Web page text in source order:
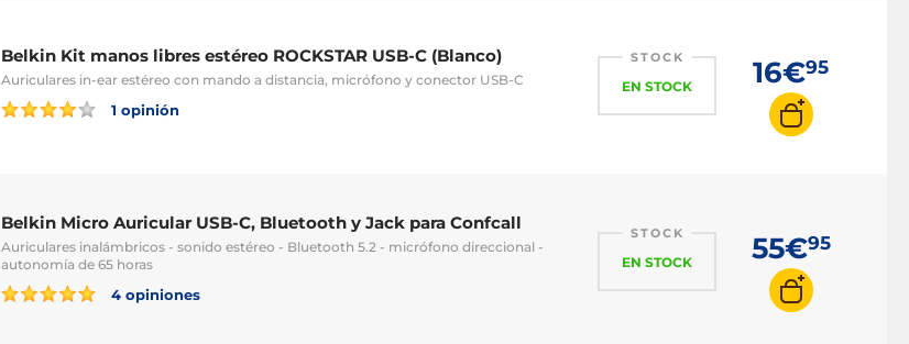
Belkin Kit manos libres estéreo ROCKSTAR USB-C (Blanco)
Auriculares in-ear estéreo con mando a distancia, micrófono y conector USB-C
1 opinión
STOCK
EN STOCK 16€95
Belkin Micro Auricular USB-C, Bluetooth y Jack para Confcall
Auriculares inalámbricos - sonido estéreo - Bluetooth 5.2 - micrófono direccional -
autonomía de 65 horas
4 opiniones
STOCK
EN STOCK 55€95